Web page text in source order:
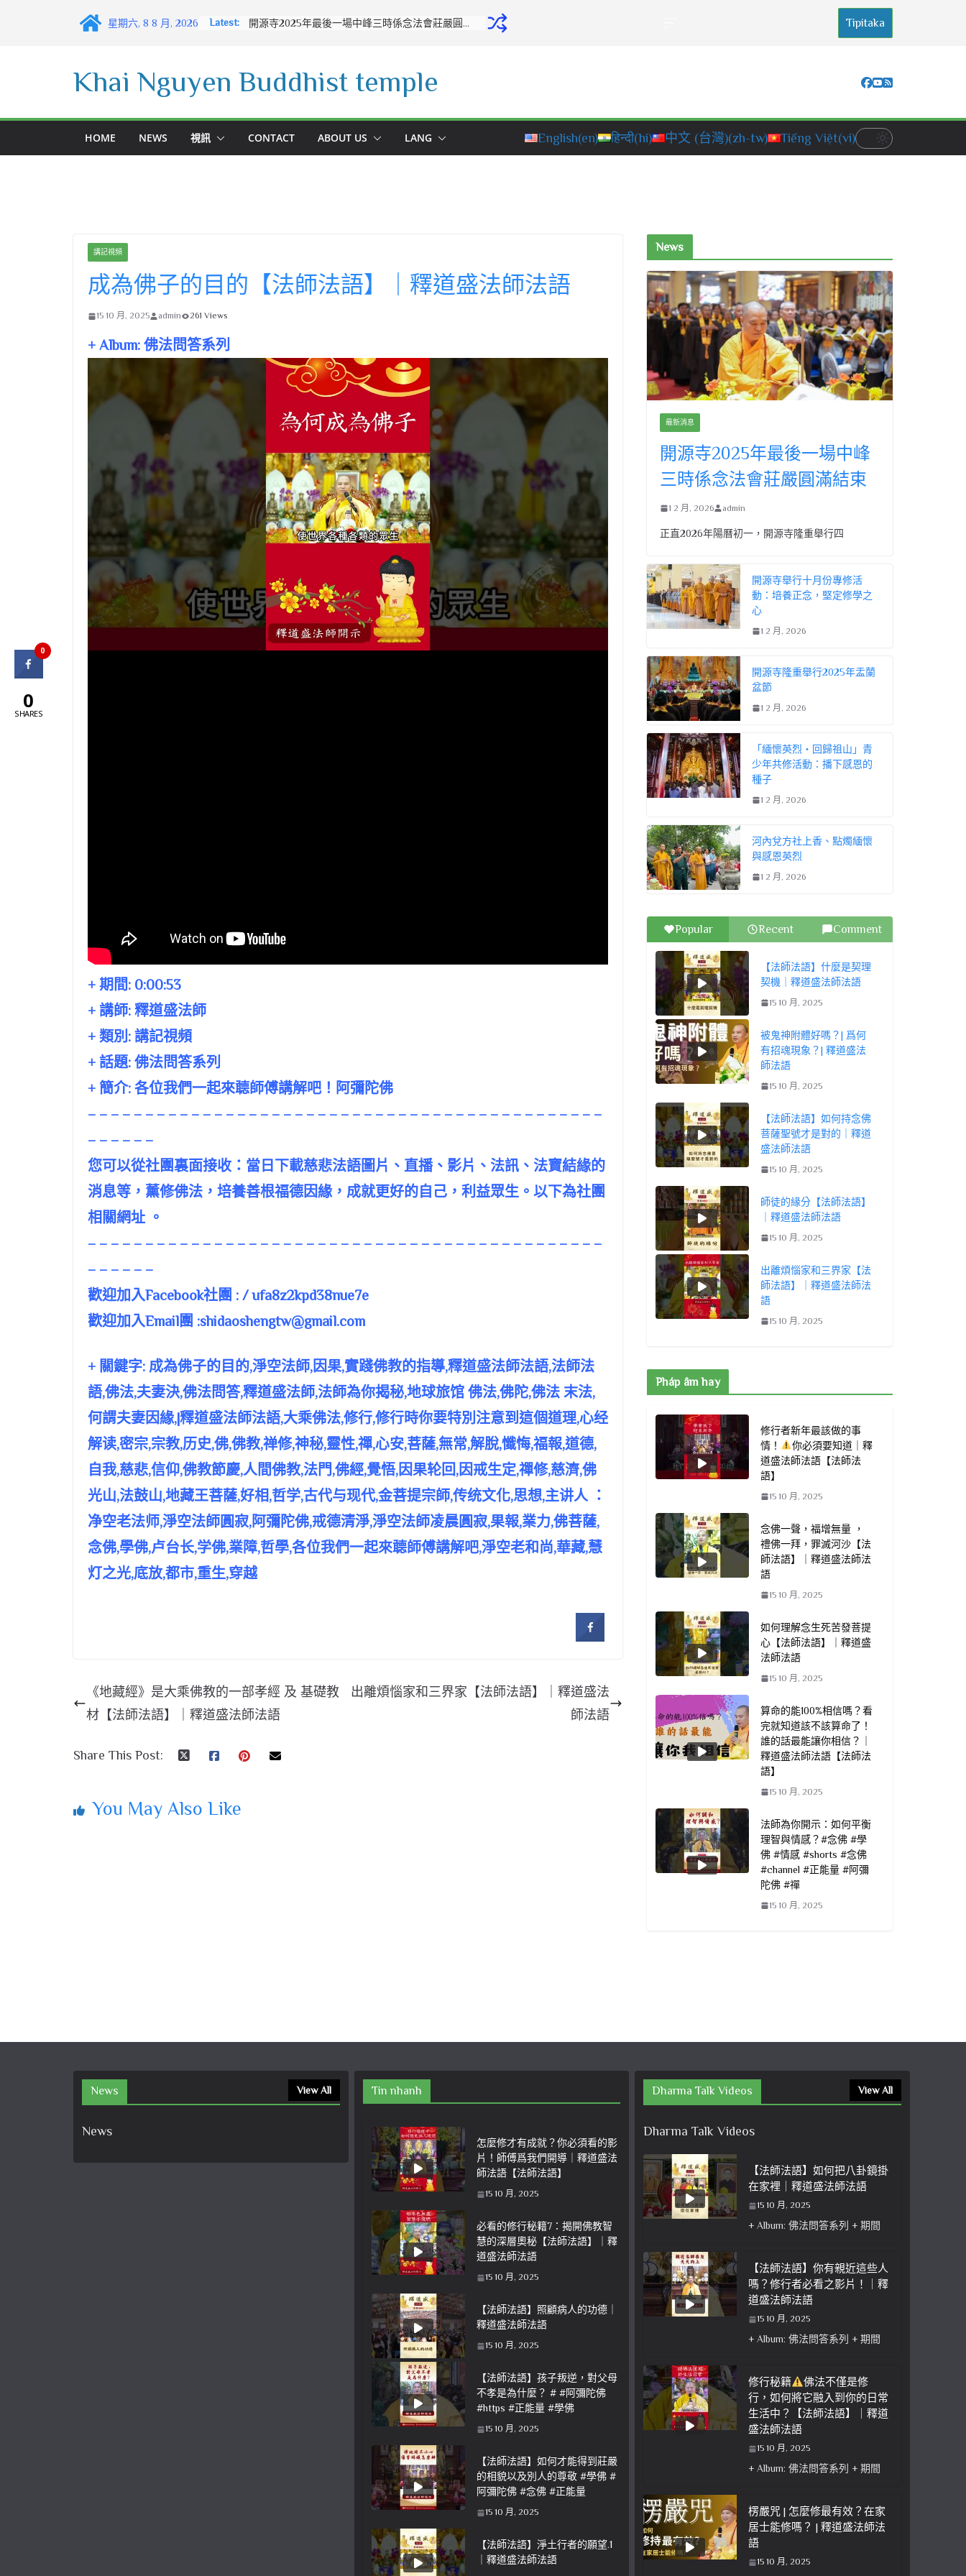
星期六, 8 8 月, 2026 Latest: Tipitaka
Khai Nguyen Buddhist temple
HOME NEWS 視訊 CONTACT ABOUT US LANG English(en) हिन्दी(hi) 中文 (台灣)(zh-tw) Tiếng Việt(vi)
講記視頻
成為佛子的目的【法師法語】｜釋道盛法師法語
15 10 月, 2025 admin 261 Views
+ Album: 佛法問答系列
+ 期間: 0:00:53
+ 講師: 釋道盛法師
+ 類別: 講記視頻
+ 話題: 佛法問答系列
+ 簡介: 各位我們一起來聼師傅講解吧！阿彌陀佛
– – – – – – – – – – – – – – – – – – – – – – – – – – – – – – – – – – – – – – – – – – – – –
– – – – – –
您可以從社團裏面接收：當日下載慈悲法語圖片、直播、影片、法訊、法寶結緣的
消息等，薰修佛法，培養善根福德因緣，成就更好的自己，利益眾生。以下為社團
相關網址 。
– – – – – – – – – – – – – – – – – – – – – – – – – – – – – – – – – – – – – – – – – – – – –
– – – – – –
歡迎加入Facebook社團 : / ufa8z2kpd38nue7e
歡迎加入Email團 :shidaoshengtw@gmail.com
+ 關鍵字: 成為佛子的目的,淨空法師,因果,實踐佛教的指導,釋道盛法師法語,法師法
語,佛法,夫妻決,佛法問答,釋道盛法師,法師為你揭秘,地球旅馆 佛法,佛陀,佛法 末法,
何謂夫妻因緣,|釋道盛法師法語,大乘佛法,修行,修行時你要特別注意到這個道理,心经
解读,密宗,宗教,历史,佛,佛教,禅修,神秘,靈性,禪,心安,菩薩,無常,解脫,懺悔,福報,道德,
自我,慈悲,信仰,佛教節慶,人間佛教,法門,佛經,覺悟,因果轮回,因戒生定,禪修,慈濟,佛
光山,法鼓山,地藏王菩薩,好相,哲学,古代与现代,金菩提宗師,传统文化,思想,主讲人 ：
净空老法师,淨空法師圓寂,阿彌陀佛,戒德清淨,淨空法師凌晨圓寂,果報,業力,佛菩薩,
念佛,學佛,卢台长,学佛,業障,哲學,各位我們一起來聼師傅講解吧,淨空老和尚,華藏,慧
灯之光,底放,都市,重生,穿越
《地藏經》是大乘佛教的一部孝經 及 基礎教
材【法師法語】｜釋道盛法師法語
出離煩惱家和三界家【法師法語】｜釋道盛法
師法語
Share This Post:
You May Also Like
News
最新消息
開源寺2025年最後一場中峰
三時係念法會莊嚴圓滿結束
1 2 月, 2026 admin
正直2026年陽曆初一，開源寺隆重舉行四
開源寺舉行十月份專修活
動：培養正念，堅定修學之
心
1 2 月, 2026
開源寺隆重舉行2025年盂蘭
盆節
1 2 月, 2026
「緬懷英烈・回歸祖山」青
少年共修活動：播下感恩的
種子
1 2 月, 2026
河內兌方社上香、點燭緬懷
與感恩英烈
1 2 月, 2026
Popular Recent Comment
【法師法語】什麼是契理
契機｜釋道盛法師法語
15 10 月, 2025
被鬼神附體好嗎？| 爲何
有招魂現象？| 釋道盛法
師法語
15 10 月, 2025
【法師法語】如何持念佛
菩薩聖號才是對的｜釋道
盛法師法語
15 10 月, 2025
師徒的緣分【法師法語】
｜釋道盛法師法語
15 10 月, 2025
出離煩惱家和三界家【法
師法語】｜釋道盛法師法
語
15 10 月, 2025
Pháp âm hay
修行者新年最該做的事
情！
你必須要知道｜釋
道盛法師法語【法師法
語】
15 10 月, 2025
念佛一聲，福增無量 ，
禮佛一拜，罪滅河沙【法
師法語】｜釋道盛法師法
語
15 10 月, 2025
如何理解念生死苦發菩提
心【法師法語】｜釋道盛
法師法語
15 10 月, 2025
算命的能100%相信嗎？看
完就知道該不該算命了！
誰的話最能讓你相信？｜
釋道盛法師法語【法師法
語】
15 10 月, 2025
法師為你開示：如何平衡
理智與情感？#念佛 #學
佛 #情感 #shorts #念佛
#channel #正能量 #阿彌
陀佛 #禪
15 10 月, 2025
News View All
News
Tin nhanh
怎麼修才有成就？你必須看的影
片！師傅爲我們開導｜釋道盛法
師法語【法師法語】
15 10 月, 2025
必看的修行秘籍7：揭開佛教智
慧的深層奧秘【法師法語】｜釋
道盛法師法語
15 10 月, 2025
【法師法語】照顧病人的功德｜
釋道盛法師法語
15 10 月, 2025
【法師法語】孩子叛逆，對父母
不孝是為什麼？ # #阿彌陀佛
#https #正能量 #學佛
15 10 月, 2025
【法師法語】如何才能得到莊嚴
的相貌以及別人的尊敬 #學佛 #
阿彌陀佛 #念佛 #正能量
15 10 月, 2025
【法師法語】淨土行者的願望.1
｜釋道盛法師法語
Dharma Talk Videos View All
Dharma Talk Videos
【法師法語】如何把八卦鏡掛
在家裡｜釋道盛法師法語
15 10 月, 2025
+ Album: 佛法問答系列 + 期間
【法師法語】你有親近這些人
嗎？修行者必看之影片！｜釋
道盛法師法語
15 10 月, 2025
+ Album: 佛法問答系列 + 期間
修行秘籍
佛法不僅是修
行，如何將它融入到你的日常
生活中？【法師法語】｜釋道
盛法師法語
15 10 月, 2025
+ Album: 佛法問答系列 + 期間
楞嚴咒 | 怎麼修最有效？在家
居士能修嗎？ | 釋道盛法師法
語
15 10 月, 2025
0
0
SHARES